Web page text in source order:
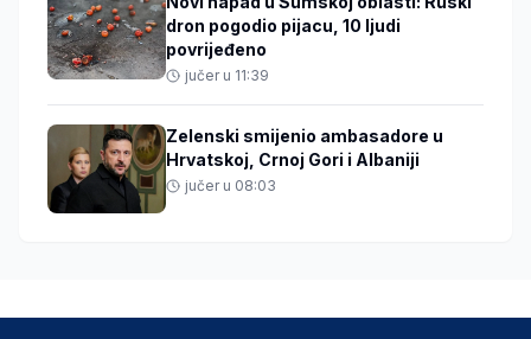
dron pogodio pijacu, 10 ljudi
povrijeđeno
jučer u 11:39
Zelenski smijenio ambasadore u
Hrvatskoj, Crnoj Gori i Albaniji
jučer u 08:03